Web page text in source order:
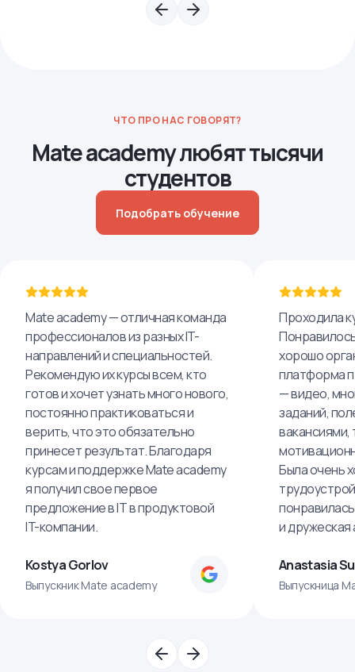
ЧТО ПРО НАС ГОВОРЯТ?
Mate academy любят тысячи
студентов
Подобрать обучение
Mate academy — отличная команда
профессионалов из разных IT-
направлений и специальностей.
Рекомендую их курсы всем, кто
готов и хочет узнать много нового,
постоянно практиковаться и
верить, что это обязательно
принесет результат. Благодаря
курсам и поддержке Mate academy
я получил свое первое
предложение в IT в продуктовой
IT-компании.
Kostya Gorlov
Выпускник Mate academy
Проходила
хорошо
платформа
— видео,
заданий,
вакансиями,
Была очень
и
Anastasia
Выпускница